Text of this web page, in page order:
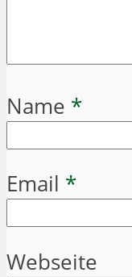
Name *
Email *
Webseite